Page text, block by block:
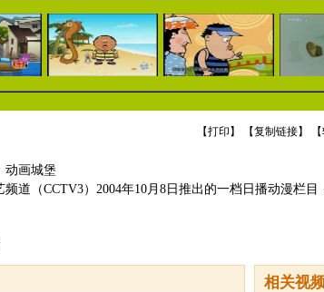
【打印 】 【复制链接】 【
动画城堡
频道（CCTV3）2004年10月8日推出的一档日播动漫栏
相关视